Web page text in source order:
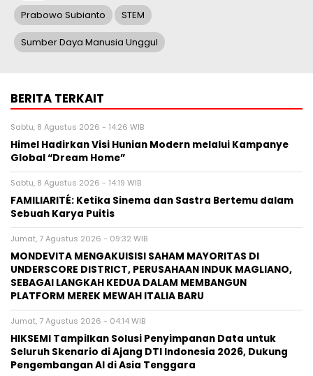
Prabowo Subianto STEM
Sumber Daya Manusia Unggul
BERITA TERKAIT
Sabtu, 8 Agustus 2026 - 14:26 WIB
Himel Hadirkan Visi Hunian Modern melalui Kampanye
Global “Dream Home”
Sabtu, 8 Agustus 2026 - 14:19 WIB
FAMILIARITÉ: Ketika Sinema dan Sastra Bertemu dalam
Sebuah Karya Puitis
Jumat, 7 Agustus 2026 - 09:32 WIB
MONDEVITA MENGAKUISISI SAHAM MAYORITAS DI
UNDERSCORE DISTRICT, PERUSAHAAN INDUK MAGLIANO,
SEBAGAI LANGKAH KEDUA DALAM MEMBANGUN
PLATFORM MEREK MEWAH ITALIA BARU
Jumat, 7 Agustus 2026 - 04:14 WIB
HIKSEMI Tampilkan Solusi Penyimpanan Data untuk
Seluruh Skenario di Ajang DTI Indonesia 2026, Dukung
Pengembangan AI di Asia Tenggara